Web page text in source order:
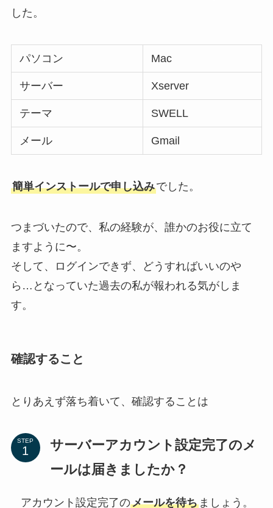
した。
パソコン Mac
サーバー Xserver
テーマ SWELL
メール Gmail
簡単インストールで申し込みでした。
つまづいたので、私の経験が、誰かのお役に立て
ますように〜。
そして、ログインできず、どうすればいいのや
ら…となっていた過去の私が報われる気がしま
す。
確認すること
とりあえず落ち着いて、確認することは
STEP
サーバーアカウント設定完了のメ
ールは届きましたか？
アカウント設定完了のメールを待ちましょう。